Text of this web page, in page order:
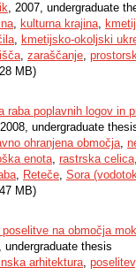
, 2007, undergraduate
, kulturna krajina,
, kmetijsko-okoljski
, zaraščanje,
MB)
raba poplavnih logov in
undergraduate
ohranjena območja,
enota, rastrska celica,
, Reteče, Sora
MB)
poselitve na območja
undergraduate thesis
arhitektura, poselitev